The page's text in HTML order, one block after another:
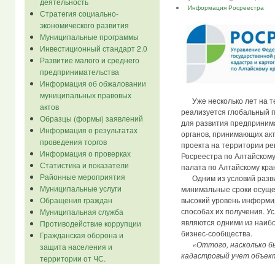
Стратегия социально-
экономического развития
Муниципальные программы
Инвестиционный стандарт 2.0
Развитие малого и среднего
предпринимательства
Информация об обжаловании
муниципальных правовых
актов
Образцы (формы) заявлений
Информация о результатах
проведения торгов
Информация о проверках
Статистика и показатели
Районные мероприятия
Муниципальные услуги
Обращения граждан
Муниципальная служба
Противодействие коррупции
Гражданская оборона и
защита населения и
территории от ЧС.
Информация Росреестра
Уже несколько лет на
реализуется глобальный
для развития
органов, принимающих
проекта на территории
Росреестра по
палата по Алтайскому
Одним из условий
минимальные сроки
высокий уровень
способах их получения.
являются одними из
бизнес-сообщества.
«Оттого, насколько
кадастровый учет